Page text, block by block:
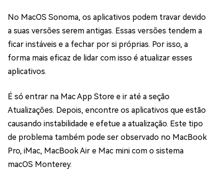
No MacOS Sonoma, os aplicativos podem travar devido
a suas versões serem antigas. Essas versões tendem a
ficar instáveis e a fechar por si próprias. Por isso, a
forma mais eficaz de lidar com isso é atualizar esses
aplicativos.
É só entrar na Mac App Store e ir até a seção
Atualizações. Depois, encontre os aplicativos que estão
causando instabilidade e efetue a atualização. Este tipo
de problema também pode ser observado no MacBook
Pro, iMac, MacBook Air e Mac mini com o sistema
macOS Monterey.